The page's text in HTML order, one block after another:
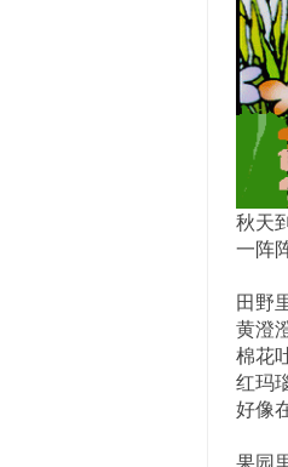
秋天
一阵
田野
黄澄
棉花
红玛
好像